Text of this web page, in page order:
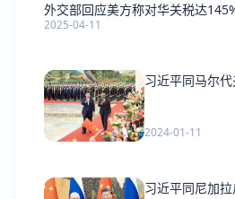
外交部回应美方称对华关税达
2025-04-11
习近平同马尔
2024-01-11
习近平同尼加